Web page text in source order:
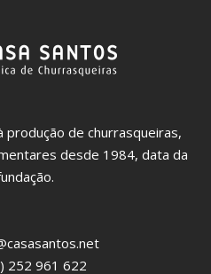
produção de churrasqueiras,
desde 1984, data da
252 961 622